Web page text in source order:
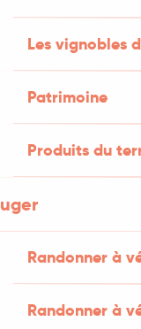
Les vignobles
Patrimoine
Produits du
Randonner à
Randonner à